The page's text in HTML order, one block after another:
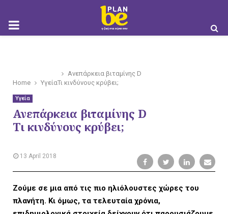
M
B
Home Υγεία
Ανεπάρκεια βιταμίνης D
Τι κινδύνους κρύβει;
Υγεία
Ανεπάρκεια βιταμίνης D
Τι κινδύνους κρύβει;
13 April 2018
Ζούμε σε μια από τις πιο ηλιόλουστες χώρες του
πλανήτη. Kι όμως, τα τελευταία χρόνια,